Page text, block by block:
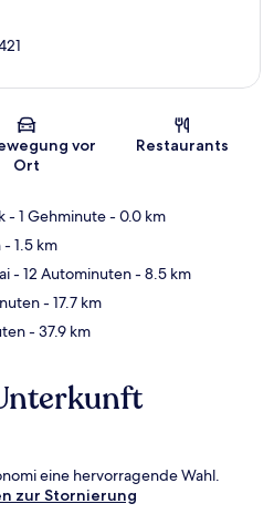
Karte
vor
Ort
Restaurants
- 1 Gehminute- 0.0 km
- 1.5 km
- 12 Autominuten- 8.5 km
- 17.7 km
- 37.9 km
eine hervorragende Wahl.
zur Stornierung